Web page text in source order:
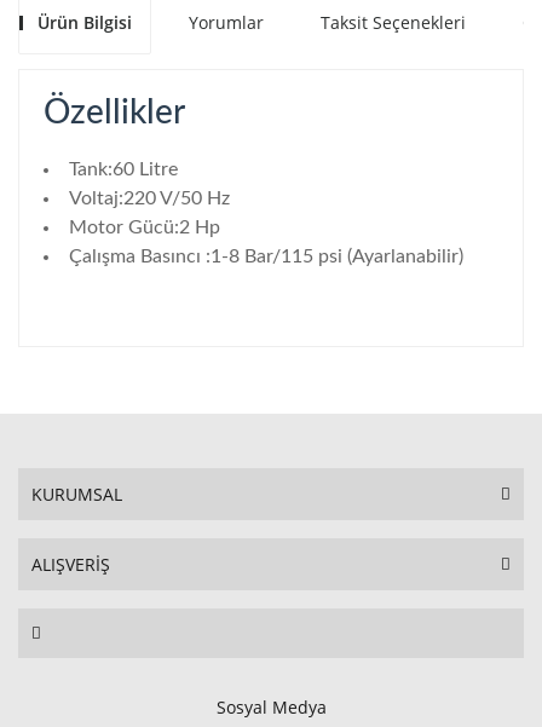
Ürün Bilgisi Yorumlar Taksit Seçenekleri
Özellikler
Tank:60 Litre
Voltaj:220 V/50 Hz
Motor Gücü:2 Hp
Çalışma Basıncı :1-8 Bar/115 psi (Ayarlanabilir)
KURUMSAL
ALIŞVERİŞ
Sosyal Medya